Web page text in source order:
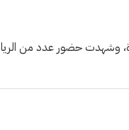
وشهدت حضور عدد من